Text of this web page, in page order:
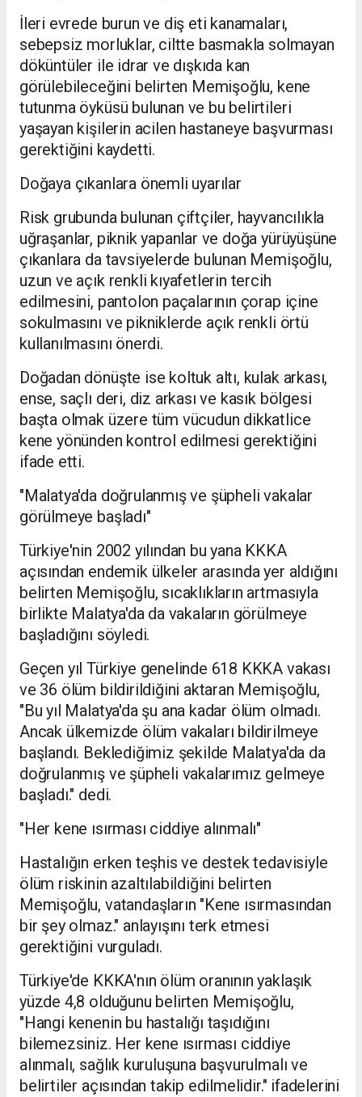
İleri evrede burun ve diş eti kanamaları,
sebepsiz morluklar, ciltte basmakla solmayan
döküntüler ile idrar ve dışkıda kan
görülebileceğini belirten Memişoğlu, kene
tutunma öyküsü bulunan ve bu belirtileri
yaşayan kişilerin acilen hastaneye başvurması
gerektiğini kaydetti.
Doğaya çıkanlara önemli uyarılar
Risk grubunda bulunan çiftçiler, hayvancılıkla
uğraşanlar, piknik yapanlar ve doğa yürüyüşüne
çıkanlara da tavsiyelerde bulunan Memişoğlu,
uzun ve açık renkli kıyafetlerin tercih
edilmesini, pantolon paçalarının çorap içine
sokulmasını ve pikniklerde açık renkli örtü
kullanılmasını önerdi.
Doğadan dönüşte ise koltuk altı, kulak arkası,
ense, saçlı deri, diz arkası ve kasık bölgesi
başta olmak üzere tüm vücudun dikkatlice
kene yönünden kontrol edilmesi gerektiğini
ifade etti.
"Malatya'da doğrulanmış ve şüpheli vakalar
görülmeye başladı"
Türkiye'nin 2002 yılından bu yana KKKA
açısından endemik ülkeler arasında yer aldığını
belirten Memişoğlu, sıcaklıkların artmasıyla
birlikte Malatya'da da vakaların görülmeye
başladığını söyledi.
Geçen yıl Türkiye genelinde 618 KKKA vakası
ve 36 ölüm bildirildiğini aktaran Memişoğlu,
"Bu yıl Malatya'da şu ana kadar ölüm olmadı.
Ancak ülkemizde ölüm vakaları bildirilmeye
başlandı. Beklediğimiz şekilde Malatya'da da
doğrulanmış ve şüpheli vakalarımız gelmeye
başladı." dedi.
"Her kene ısırması ciddiye alınmalı"
Hastalığın erken teşhis ve destek tedavisiyle
ölüm riskinin azaltılabildiğini belirten
Memişoğlu, vatandaşların "Kene ısırmasından
bir şey olmaz." anlayışını terk etmesi
gerektiğini vurguladı.
Türkiye'de KKKA'nın ölüm oranının yaklaşık
yüzde 4,8 olduğunu belirten Memişoğlu,
"Hangi kenenin bu hastalığı taşıdığını
bilemezsiniz. Her kene ısırması ciddiye
alınmalı, sağlık kuruluşuna başvurulmalı ve
belirtiler açısından takip edilmelidir." ifadelerini